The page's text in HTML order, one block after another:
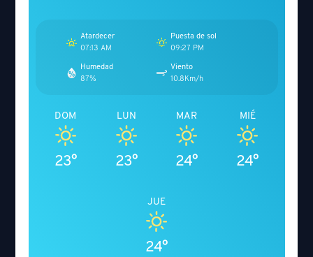
Atardecer
07:13 AM
Puesta de sol
09:27 PM
Humedad
87%
Viento
10.8Km/h
DOM
23°
LUN
23°
MAR
24°
MIÉ
24°
JUE
24°